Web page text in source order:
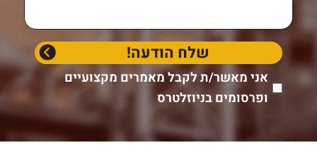
אני מאשר/ת לקבל מאמרים מקצועיים
ופרסומים בניוזלטרס